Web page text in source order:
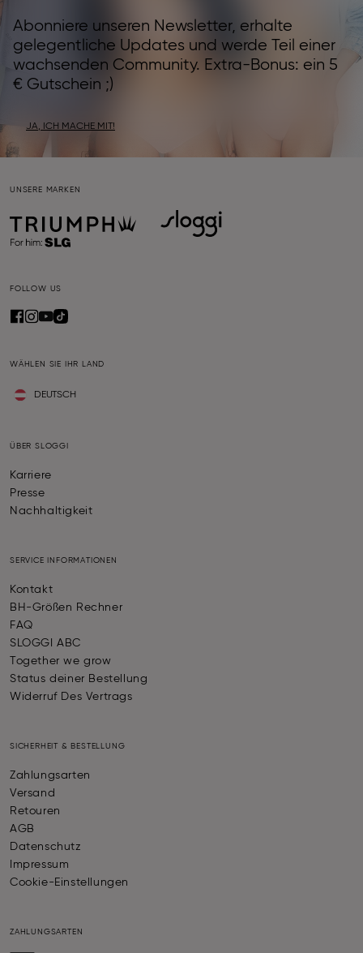
Abonniere unseren Newsletter, erhalte
gelegentliche Updates und werde Teil einer
wachsenden Community. Extra-Bonus: ein 5
€ Gutschein ;)
JA, ICH MACHE MIT!
UNSERE MARKEN
FOLLOW US
WÄHLEN SIE IHR LAND
DEUTSCH
ÜBER SLOGGI
Karriere
Presse
Nachhaltigkeit
SERVICE INFORMATIONEN
Kontakt
BH-Größen Rechner
FAQ
SLOGGI ABC
Together we grow
Status deiner Bestellung
Widerruf Des Vertrags
SICHERHEIT & BESTELLUNG
Zahlungsarten
Versand
Retouren
AGB
Datenschutz
Impressum
Cookie-Einstellungen
ZAHLUNGSARTEN